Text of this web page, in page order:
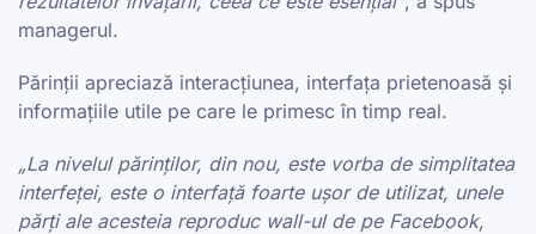
managerul.
Părinții apreciază interacțiunea, interfața prietenoasă și
informațiile utile pe care le primesc în timp real.
„La nivelul părinților, din nou, este vorba de simplitatea
interfeței, este o interfață foarte ușor de utilizat, unele
părți ale acesteia reproduc wall-ul de pe Facebook,